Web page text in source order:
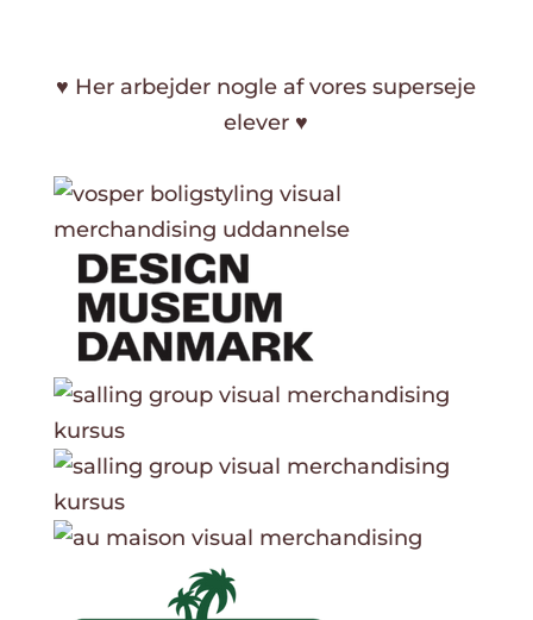
♥ Her arbejder nogle af vores superseje
elever ♥